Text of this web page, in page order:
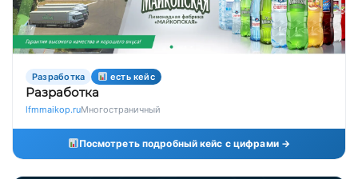
Разработка есть кейс
Разработка
lfmmaikop.ruМногостраничный
Посмотреть подробный кейс с цифрами →